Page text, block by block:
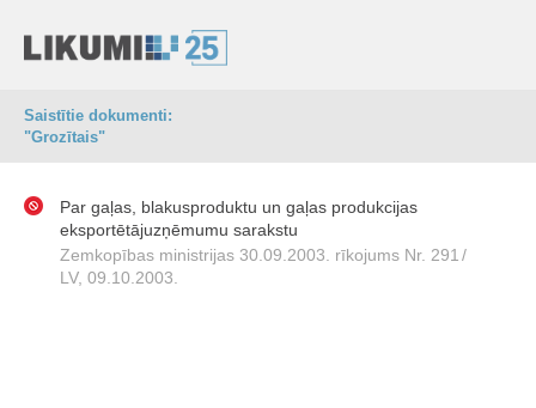
Saistītie dokumenti:
"Grozītais"
Par gaļas, blakusproduktu un gaļas produkcijas
eksportētājuzņēmumu sarakstu
Zemkopības ministrijas 30.09.2003. rīkojums Nr. 291 /
LV, 09.10.2003.